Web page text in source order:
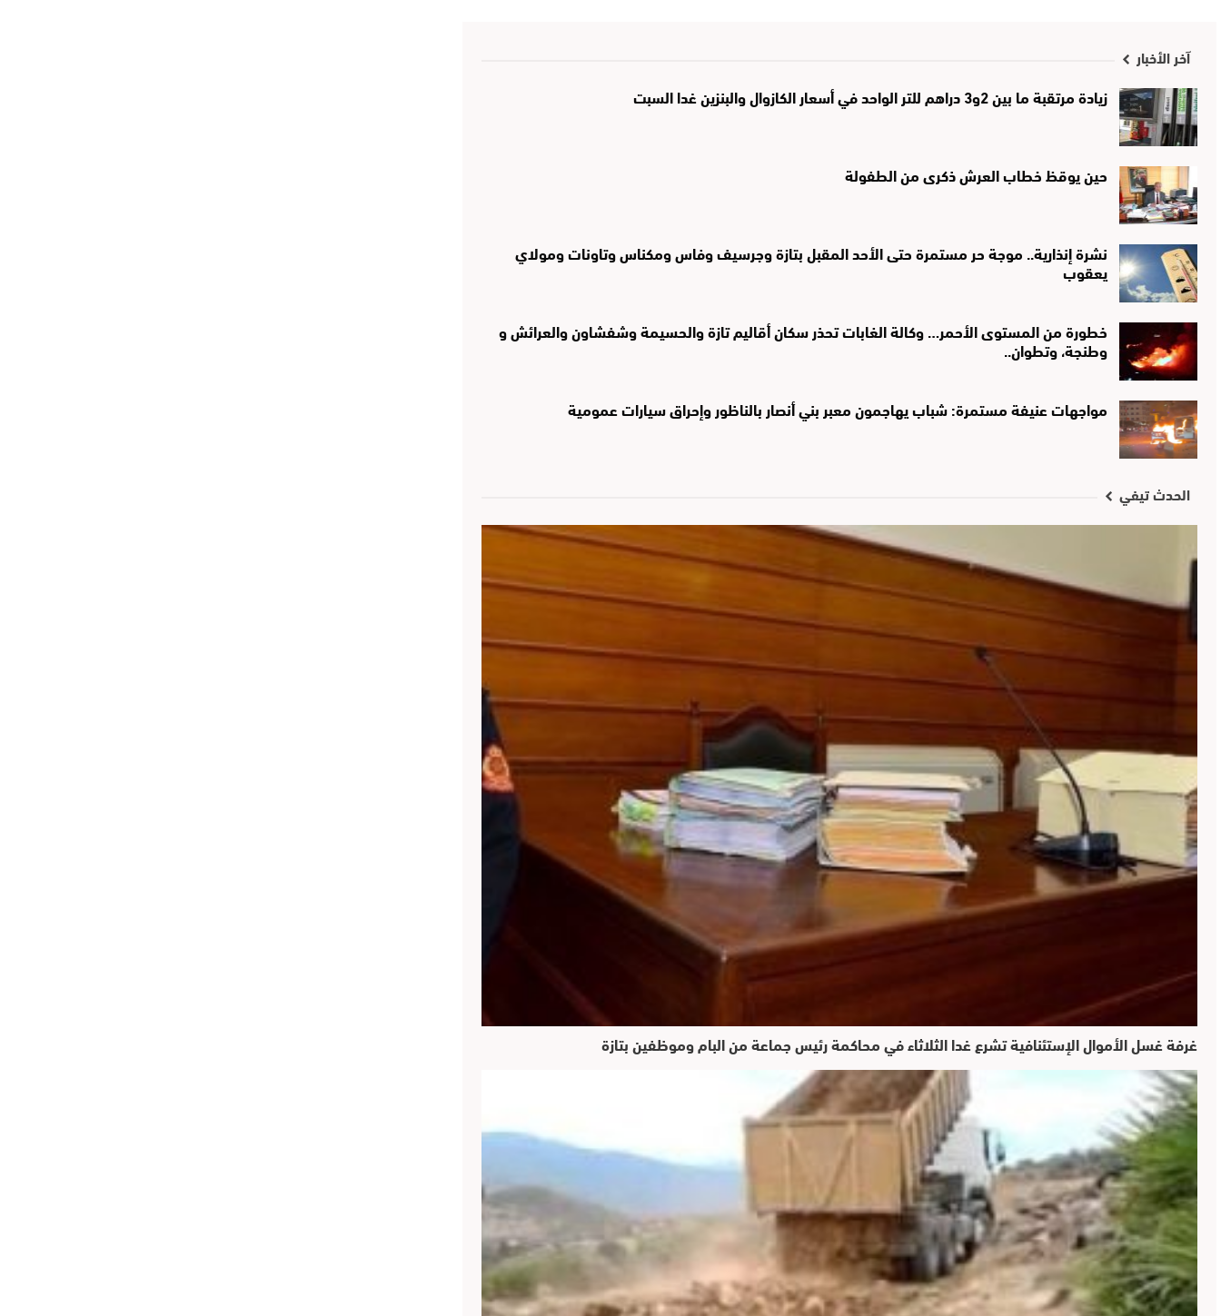
آخر الأخبار
زيادة مرتقبة ما بين 2و3 دراهم للتر الواحد في أسعار الكازوال والبنزين غدا السبت
حين يوقظ خطاب العرش ذكرى من الطفولة
نشرة إنذارية.. موجة حر مستمرة حتى الأحد المقبل بتازة وجرسيف وفاس ومكناس وتاونات ومولاي
يعقوب
خطورة من المستوى الأحمر… وكالة الغابات تحذر سكان أقاليم تازة والحسيمة وشفشاون والعرائش و
وطنجة، وتطوان..
مواجهات عنيفة مستمرة: شباب يهاجمون معبر بني أنصار بالناظور وإحراق سيارات عمومية
الحدث تيفي
غرفة غسل الأموال الإستئنافية تشرع غدا الثلاثاء في محاكمة رئيس جماعة من البام وموظفين بتازة